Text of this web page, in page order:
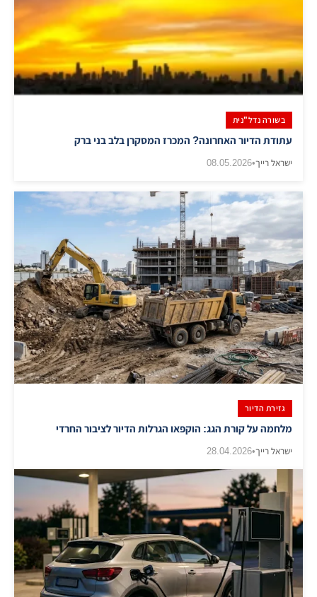
בשורה נדל"נית
עתודת הדיור האחרונה? המכרז המסקרן בלב בני ברק
ישראל רייך•
08.05.2026
גזירת הדיור
מלחמה על קורת הגג: הוקפאו הגרלות הדיור לציבור החרדי
ישראל רייך•
28.04.2026